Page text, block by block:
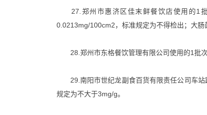
27.郑州市惠济区佳末鲜餐饮店使用的1批
0.0213mg/100cm2，标准规定为不得检出；大肠
28.郑州市东格餐饮管理有限公司使用的1批次
29.南阳市世纪龙副食百货有限责任公司车站
规定为不大于3mg/g。